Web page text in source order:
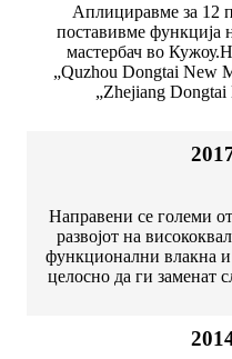
Аплициравме за 12
поставивме функција
мастербач во
„Quzhou Dongtai New
„Zhejiang
Направени се големи
развојот на
функционални влакна
целосно да ги заменат